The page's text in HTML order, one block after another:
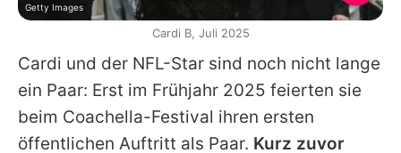
Cardi und der NFL-Star sind noch nicht lange
ein Paar: Erst im Frühjahr 2025 feierten sie
beim Coachella-Festival ihren ersten
öffentlichen Auftritt als Paar. Kurz zuvor
Getty Images
Cardi B, Juli 2025